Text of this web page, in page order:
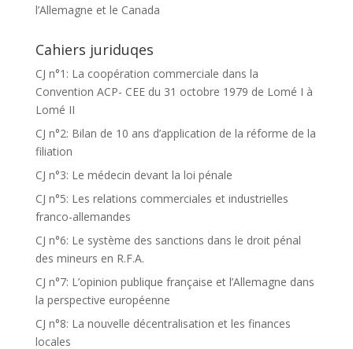
l’Allemagne et le Canada
Cahiers juriduqes
CJ n°1: La coopération commerciale dans la
Convention ACP- CEE du 31 octobre 1979 de Lomé I à
Lomé II
CJ n°2: Bilan de 10 ans d’application de la réforme de la
filiation
CJ n°3: Le médecin devant la loi pénale
CJ n°5: Les relations commerciales et industrielles
franco-allemandes
CJ n°6: Le système des sanctions dans le droit pénal
des mineurs en R.F.A.
CJ n°7: L’opinion publique française et l’Allemagne dans
la perspective européenne
CJ n°8: La nouvelle décentralisation et les finances
locales